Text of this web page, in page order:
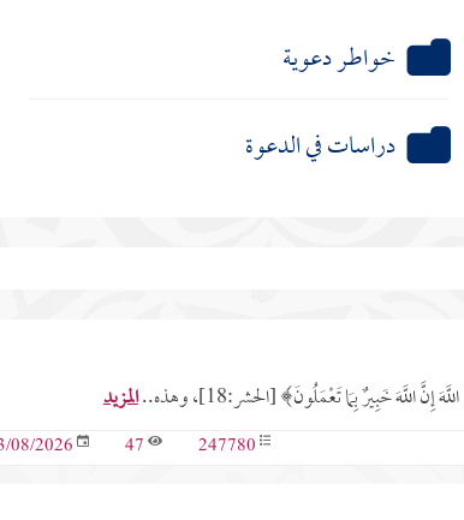
خواطـر دعوية
دراسات في الدعوة
خَبِيرٌ بِمَا تَعْمَلُونَ﴾ [الحشر:18]، وهذه.. المزيد
247780
47
08/2026